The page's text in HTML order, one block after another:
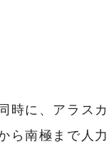
時に、アラス
ら南極まで人